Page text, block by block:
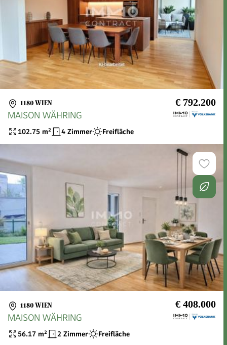
1180 WIEN € 792.200
MAISON WÄHRING
102.75 m² 4 Zimmer Freifläche
1180 WIEN € 408.000
MAISON WÄHRING
56.17 m² 2 Zimmer Freifläche